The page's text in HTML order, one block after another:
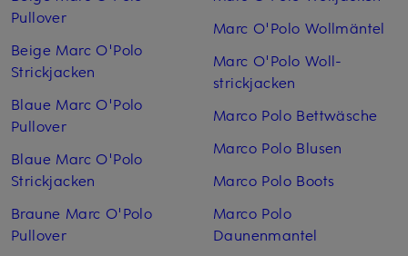
Pullover
Beige Marc O'Polo
Strickjacken
Blaue Marc O'Polo
Pullover
Blaue Marc O'Polo
Strickjacken
Braune Marc O'Polo
Pullover
Marc O'Polo Woll­mäntel
Marc O'Polo Woll­
strickjacken
Marco Polo Bettwäsche
Marco Polo Blusen
Marco Polo Boots
Marco Polo
Daunenmantel